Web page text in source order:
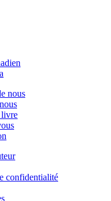
nous
livre
confidentialité